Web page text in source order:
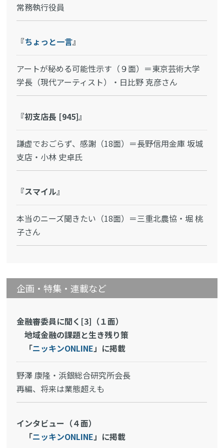
常務執行役員
『ちょっと一言』
アートが秘める可能性示す（９面）＝東京芸術大学
学長（現代アーティスト）・日比野 克彦さん
『初支店長 [945]』
謙虚でおごらず、感謝（18面）＝長野信用金庫 坂城
支店・小林 史卓氏
『スマイル』
本当のニーズ聞きたい（18面）＝三重北農協・堀 桃
子さん
企画・特集・連載など
金融審委員に聞く[3]（１面）
地域金融の課題と生き残り策
「ニッキンONLINE 」に掲載
野澤 康隆・浜銀総合研究所会長
再編、将来は業態超えも
インタビュー（４面）
「ニッキンONLINE 」に掲載